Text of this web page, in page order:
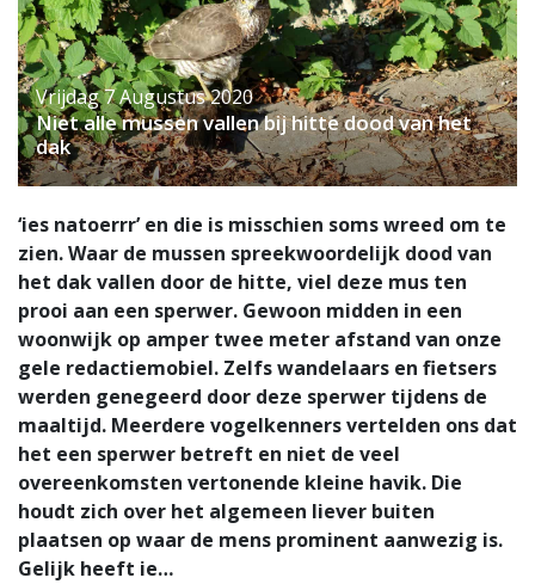
Vrijdag 7 Augustus 2020
Niet alle mussen vallen bij hitte dood van het
dak
‘ies natoerrr’ en die is misschien soms wreed om te
zien. Waar de mussen spreekwoordelijk dood van
het dak vallen door de hitte, viel deze mus ten
prooi aan een sperwer. Gewoon midden in een
woonwijk op amper twee meter afstand van onze
gele redactiemobiel. Zelfs wandelaars en fietsers
werden genegeerd door deze sperwer tijdens de
maaltijd. Meerdere vogelkenners vertelden ons dat
het een sperwer betreft en niet de veel
overeenkomsten vertonende kleine havik. Die
houdt zich over het algemeen liever buiten
plaatsen op waar de mens prominent aanwezig is.
Gelijk heeft ie…